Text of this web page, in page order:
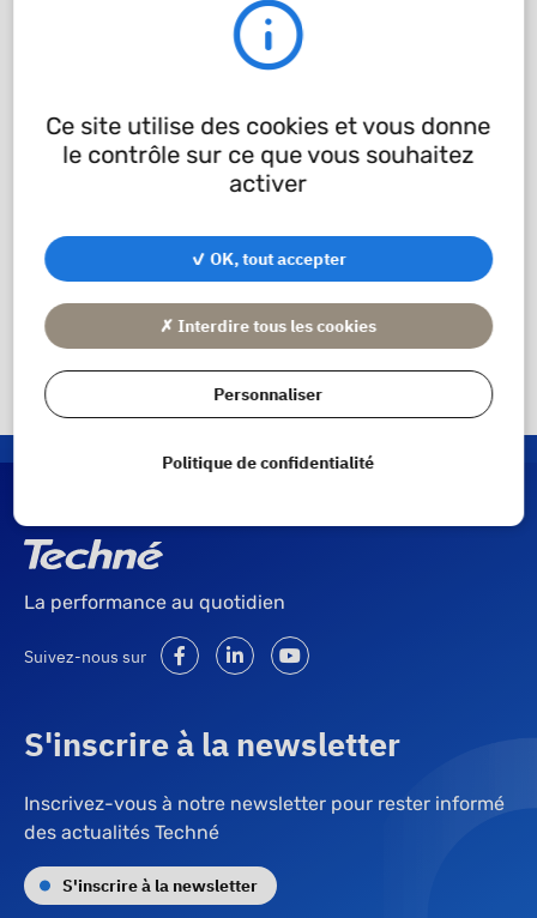
Réception des candidatures
Entretien physique en nos locaux
Rencontre avec notre direction
Déposer une candidature spontanée
La performance au quotidien
Suivez-nous sur
S'inscrire à la newsletter
Inscrivez-vous à notre newsletter pour rester informé
des actualités Techné
S'inscrire à la newsletter
Ce site utilise des cookies et vous donne
le contrôle sur ce que vous souhaitez
activer
✓ OK, tout accepter
✗ Interdire tous les cookies
Personnaliser
Politique de confidentialité